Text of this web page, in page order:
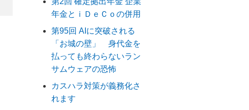
経営支援・コンサル
個人情報保護方針
年金とｉＤｅＣｏの併用
第95回 AIに突破される
「お城の壁」 身代金を
払っても終わらないラン
サムウェアの恐怖
カスハラ対策が義務化さ
れます